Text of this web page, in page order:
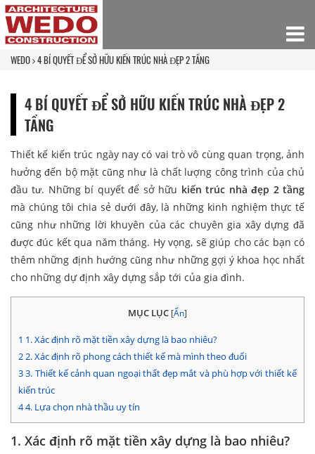
WEDO 4 BÍ QUYẾT ĐỂ SỞ HỮU KIẾN TRÚC NHÀ ĐẸP 2 TẦNG
4 BÍ QUYẾT ĐỂ SỞ HỮU KIẾN TRÚC NHÀ ĐẸP 2
TẦNG
Thiết kế kiến trúc ngày nay có vai trò vô cùng quan trọng, ảnh
hưởng đến bộ mặt cũng như là chất lượng công trình của chủ
đầu tư. Những bí quyết để sở hữu kiến trúc nhà đẹp 2 tầng
mà chúng tôi chia sẻ dưới đây, là những kinh nghiệm thực tế
cũng như những lời khuyên của các chuyên gia xây dựng đã
được đúc kết qua năm tháng. Hy vọng, sẽ giúp cho các bạn có
thêm những định hướng cũng như những gợi ý khoa học nhất
cho những dự định xây dựng sắp tới của gia đình.
MỤC LỤC [Ẩn]
1 1. Xác định rõ mặt tiền xây dựng là bao nhiêu?
22. Xác định rõ phong cách thiết kế mà mình theo đuổi
33. Thiết kế cảnh quan ngoại thất đẹp mắt và phù hợp với thiết kế
kiến trúc
44. Lựa chọn nhà thầu uy tín
1. Xác định rõ mặt tiền xây dựng là bao nhiêu?